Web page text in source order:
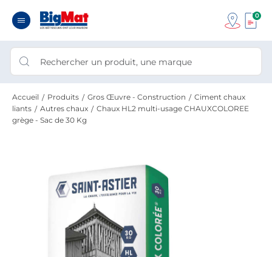
0
Accueil Produits Gros Œuvre - Construction
Ciment chaux
liants
Autres chaux
Chaux HL2 multi-usage CHAUXCOLOREE
grège - Sac de 30 Kg